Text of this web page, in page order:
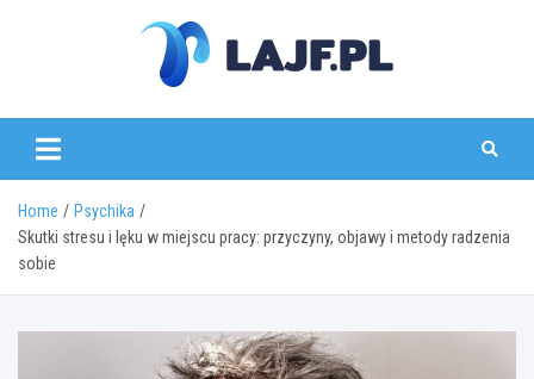
lajf.pl
Home
Psychika
Skutki stresu i lęku w miejscu pracy: przyczyny, objawy i metody radzenia
sobie